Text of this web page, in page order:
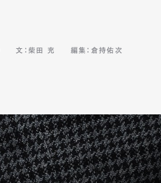
文：柴田 充 編集：倉持佑次